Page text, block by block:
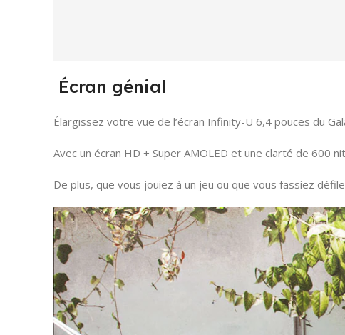
Écran génial
Élargissez votre vue de l’écran Infinity-U 6,4 pouces du
Avec un écran HD + Super AMOLED et une clarté de 600
De plus, que vous jouiez à un jeu ou que vous fassiez